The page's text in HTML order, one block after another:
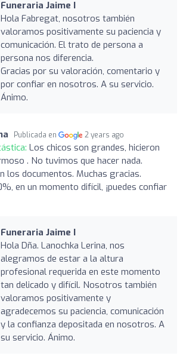
Funeraria Jaime I
Hola Fabregat, nosotros también
valoramos positivamente su paciencia y
comunicación. El trato de persona a
persona nos diferencia.
Gracias por su valoración, comentario y
por confiar en nosotros. A su servicio.
Ánimo.
Publicada en 2 years ago
Los chicos son grandes, hicieron
. No tuvimos que hacer nada.
los documentos. Muchas gracias.
en un momento difícil, ¡puedes confiar
Funeraria Jaime I
Hola Dña. Lanochka Lerina, nos
alegramos de estar a la altura
profesional requerida en este momento
tan delicado y difícil. Nosotros también
valoramos positivamente y
agradecemos su paciencia, comunicación
y la confianza depositada en nosotros. A
su servicio. Ánimo.